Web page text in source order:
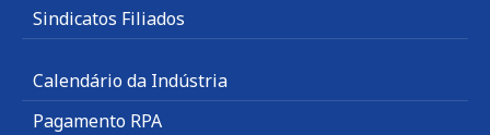
Sindicatos Filiados
Calendário da Indústria
Pagamento RPA